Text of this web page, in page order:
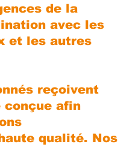
de la
avec les
et les autres
reçoivent
conçue afin
qualité. Nos